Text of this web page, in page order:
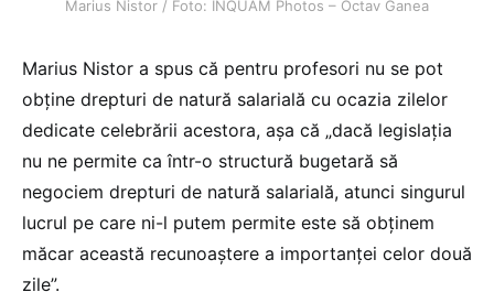
Marius Nistor / Foto: INQUAM Photos – Octav Ganea
Marius Nistor a spus că pentru profesori nu se pot
obține drepturi de natură salarială cu ocazia zilelor
dedicate celebrării acestora, așa că „dacă legislația
nu ne permite ca într-o structură bugetară să
negociem drepturi de natură salarială, atunci singurul
lucrul pe care ni-l putem permite este să obținem
măcar această recunoaștere a importanței celor două
zile”.